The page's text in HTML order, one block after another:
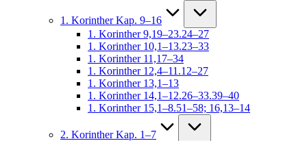
1. Korinther Kap. 9–16
1. Korinther 9,19–23.24–27
1. Korinther 10,1–13.23–33
1. Korinther 11,17–34
1. Korinther 12,4–11.12–27
1. Korinther 13,1–13
1. Korinther 14,1–12.26–33.39–40
1. Korinther 15,1–8.51–58; 16,13–14
2. Korinther Kap. 1–7